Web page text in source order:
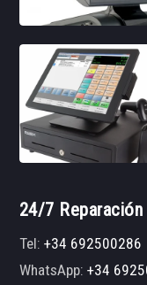
24/7
Tel:+34 692500286
WhatsApp:+34